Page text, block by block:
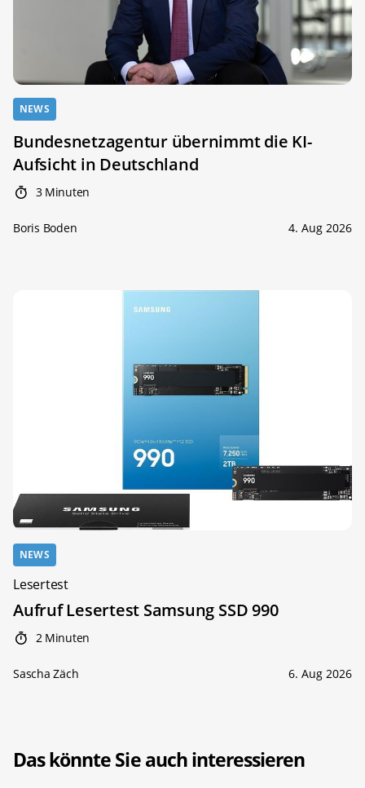
NEWS
Bundesnetzagentur übernimmt die KI-
Aufsicht in Deutschland
3 Minuten
Boris Boden 4. Aug 2026
NEWS
Lesertest
Aufruf Lesertest Samsung SSD 990
2 Minuten
Sascha Zäch 6. Aug 2026
Das könnte Sie auch interessieren